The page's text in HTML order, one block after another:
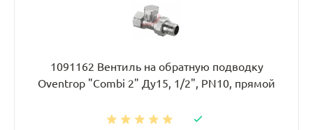
1091162 Вентиль на обратную подводку
Oventrop "Combi 2" Ду15, 1/2", PN10, прямой